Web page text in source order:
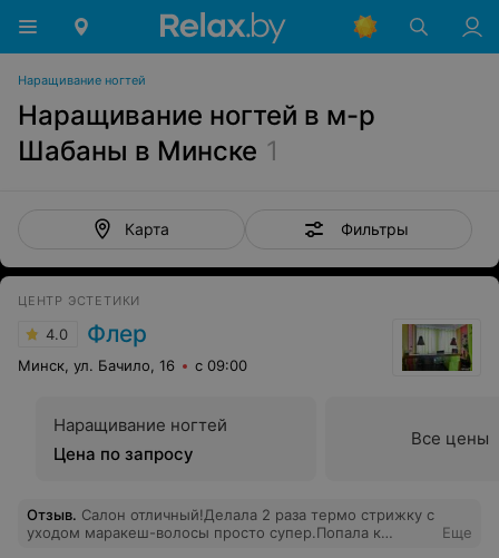
Наращивание ногтей
Наращивание ногтей в м-р
Шабаны в Минске 1
Карта Фильтры
ЦЕНТР ЭСТЕТИКИ
4.0 Флер
Минск, ул. Бачило, 16 с 09:00
Наращивание ногтей
Цена по запросу
Все цены
Отзыв. Салон отличный!Делала 2 раза термо стрижку с
уходом маракеш-волосы просто супер.Попала к
Еще